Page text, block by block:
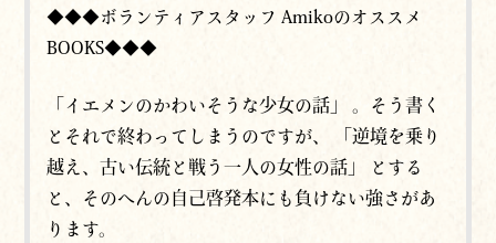
◆◆◆ボランティアスタッフ Amikoのオススメ
BOOKS◆◆◆
「イエメンのかわいそうな少女の話」 。そう書く
とそれで終わってしまうのですが、 「逆境を乗り
越え、古い伝統と戦う一人の女性の話」 とする
と、そのへんの自己啓発本にも負けない強さがあ
ります。